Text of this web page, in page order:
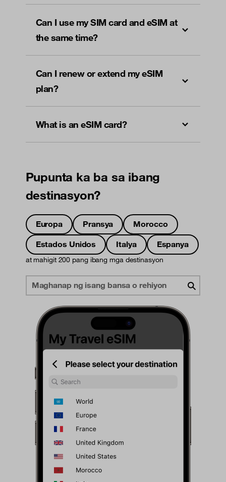
Can I use my SIM card and eSIM at
the same time?
Can I renew or extend my eSIM
plan?
What is an eSIM card?
Pupunta ka ba sa ibang
destinasyon?
Europa Pransya
Morocco
Estados Unidos
Italya Espanya
at mahigit 200 pang ibang mga destinasyon